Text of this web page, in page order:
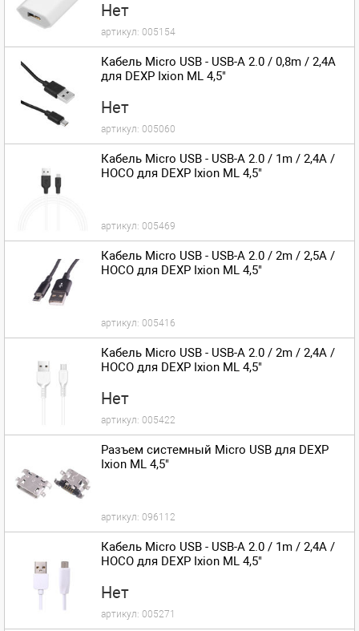
Нет
артикул: 005154
Кабель Micro USB - USB-A 2.0 / 0,8m / 2,4A
для DEXP Ixion ML 4,5"
Нет
артикул: 005060
Кабель Micro USB - USB-A 2.0 / 1m / 2,4A /
HOCO для DEXP Ixion ML 4,5"
артикул: 005469
Кабель Micro USB - USB-A 2.0 / 2m / 2,5A /
HOCO для DEXP Ixion ML 4,5"
артикул: 005416
Кабель Micro USB - USB-A 2.0 / 2m / 2,4A /
HOCO для DEXP Ixion ML 4,5"
Нет
артикул: 005422
Разъем системный Micro USB для DEXP
Ixion ML 4,5"
артикул: 096112
Кабель Micro USB - USB-A 2.0 / 1m / 2,4A /
HOCO для DEXP Ixion ML 4,5"
Нет
артикул: 005271